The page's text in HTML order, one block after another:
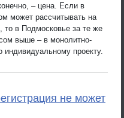
– цена. Если в
может рассчитывать на
то в Подмосковье за те же
выше – в монолитно-
проекту.
не может